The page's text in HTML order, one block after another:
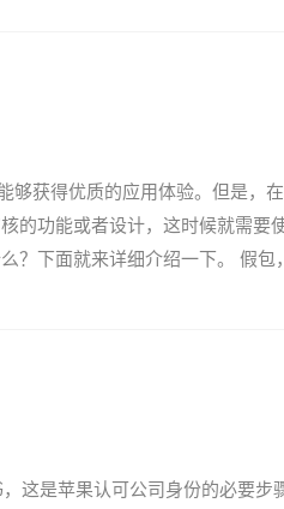
够获得优质的应用体验。但是，
的功能或者设计，这时候就需要
？下面就来详细介绍一下。 假包，
这是苹果认可公司身份的必要步骤